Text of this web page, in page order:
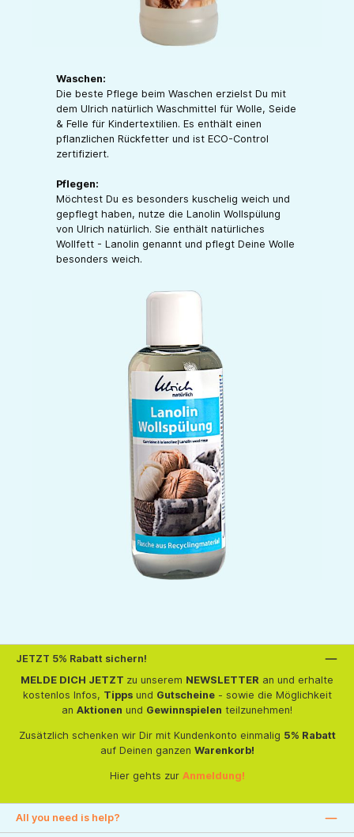
Waschen:
Die beste Pflege beim Waschen erzielst Du mit
dem Ulrich natürlich Waschmittel für Wolle, Seide
& Felle für Kindertextilien. Es enthält einen
pflanzlichen Rückfetter und ist ECO-Control
zertifiziert.
Pflegen:
Möchtest Du es besonders kuschelig weich und
gepflegt haben, nutze die Lanolin Wollspülung
von Ulrich natürlich. Sie enthält natürliches
Wollfett - Lanolin genannt und pflegt Deine Wolle
besonders weich.
JETZT 5% Rabatt sichern!
MELDE DICH JETZT zu unserem NEWSLETTER an und erhalte
kostenlos Infos, Tippsund Gutscheine- sowie die Möglichkeit
an Aktionen und Gewinnspielen teilzunehmen!
Zusätzlich schenken wir Dir mit Kundenkonto einmalig 5% Rabatt
auf Deinen ganzen Warenkorb!
Hier gehts zur Anmeldung!
All you need is help?